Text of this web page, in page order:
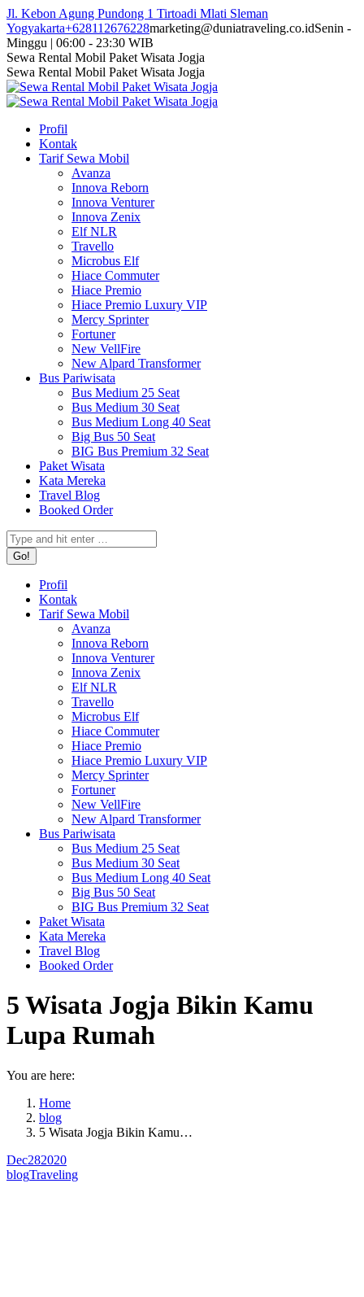
Skip
to
content
Jl. Kebon Agung Pundong 1 Tirtoadi Mlati Sleman
Yogyakarta+628112676228marketing@duniatraveling.co.idSenin -
Minggu | 06:00 - 23:30 WIB
Facebook
page
opens
in
window
Twitter
page
opens
in
window
Instagram
page
opens
in
window
YouTube
page
opens
in
window
Sewa Rental Mobil Paket Wisata Jogja
Sewa Rental Mobil Paket Wisata Jogja
Profil
Kontak
Tarif Sewa Mobil
Avanza
Innova Reborn
Innova Venturer
Innova Zenix
Elf NLR
Travello
Microbus Elf
Hiace Commuter
Hiace Premio
Hiace Premio Luxury VIP
Mercy Sprinter
Fortuner
New VellFire
New Alpard Transformer
Bus Pariwisata
Bus Medium 25 Seat
Bus Medium 30 Seat
Bus Medium Long 40 Seat
Big Bus 50 Seat
BIG Bus Premium 32 Seat
Paket Wisata
Kata Mereka
Travel Blog
Booked Order
Search:
Profil
Kontak
Tarif Sewa Mobil
Avanza
Innova Reborn
Innova Venturer
Innova Zenix
Elf NLR
Travello
Microbus Elf
Hiace Commuter
Hiace Premio
Hiace Premio Luxury VIP
Mercy Sprinter
Fortuner
New VellFire
New Alpard Transformer
Bus Pariwisata
Bus Medium 25 Seat
Bus Medium 30 Seat
Bus Medium Long 40 Seat
Big Bus 50 Seat
BIG Bus Premium 32 Seat
Paket Wisata
Kata Mereka
Travel Blog
Booked Order
5 Wisata Jogja Bikin Kamu
Lupa Rumah
You are here:
Home
blog
5 Wisata Jogja Bikin Kamu…
Dec282020
blogTraveling